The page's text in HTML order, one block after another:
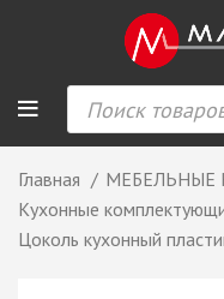
Главная
Кухонные
Цоколь кухонный